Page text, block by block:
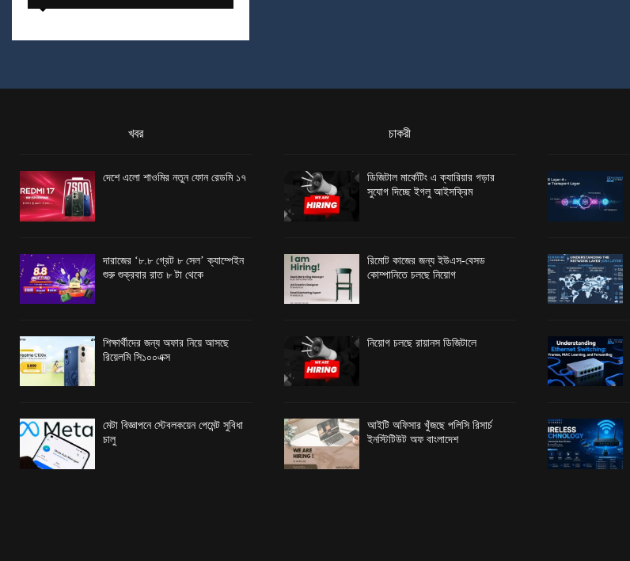
খবর
দেশে এলো শাওমির নতুন ফোন রেডমি ১৭
দারাজের ‘৮.৮ গ্রেট ৮ সেল’ ক্যাম্পেইন
শুরু শুক্রবার রাত ৮ টা থেকে
শিক্ষার্থীদের জন্য অফার নিয়ে আসছে
রিয়েলমি সি১০০এক্স
মেটা বিজ্ঞাপনে স্টেবলকয়েন পেমেন্ট সুবিধা
চালু
চাকরী
ডিজিটাল মার্কেটিং এ ক্যারিয়ার গড়ার
সুযোগ দিচ্ছে ইগলু আইসক্রিম
রিমোট কাজের জন্য ইউএস-বেসড
কোম্পানিতে চলছে নিয়োগ
নিয়োগ চলছে রায়ানস ডিজিটালে
আইটি অফিসার খুঁজছে পলিসি রিসার্চ
ইনস্টিটিউট অফ বাংলাদেশ